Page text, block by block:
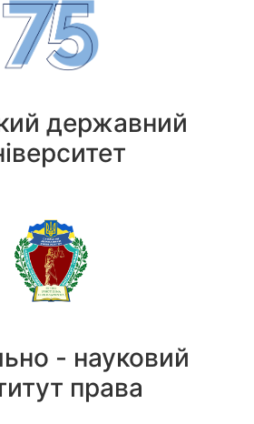
державний
- науковий
права